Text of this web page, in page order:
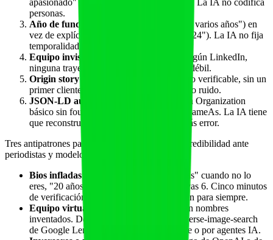
apasionado" o "evangelistas del bienestar". La IA no codifica
personas.
Año de fundación implícito
("desde hace varios años") en
vez de explícito ("fundada en marzo de 2024"). La IA no fija
temporalidad.
Equipo invisible
: ningún nombre real, ningún LinkedIn,
ninguna trayectoria. La IA asume entidad débil.
Origin story 100% marketing
sin un dato verificable, sin un
primer cliente, sin fechas. Se descarta como ruido.
JSON-LD ausente o incompleto
: schema Organization
básico sin founder, sin foundingDate, sin sameAs. La IA tiene
que reconstruir desde HTML libre, con más error.
Tres antipatrones particularmente dañinos para credibilidad ante
periodistas y modelos:
Bios infladas: "asesor de Naciones Unidas" cuando no lo
eres, "20 años en la industria" cuando llevas 6. Cinco minutos
de verificación cruzada bastan y te queman para siempre.
Equipo virtual ficticio
: fotos de stock con nombres
inventados. Detectado en minutos por reverse-image-search
de Google Lens, herramientas tipo TinEye o por agentes IA.